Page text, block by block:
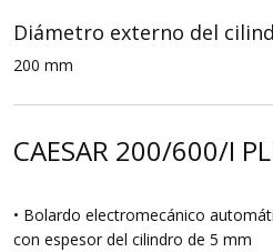
Diámetro externo del
200 mm
CAESAR 200/600/I
• Bolardo electromecánico
con espesor del cilindro de 5 mm